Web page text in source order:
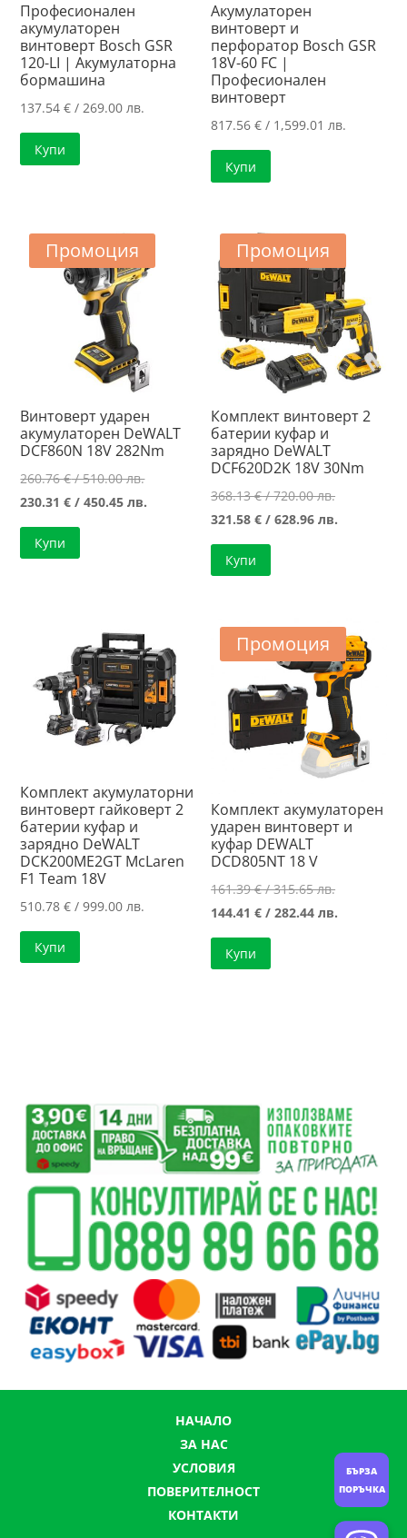
Професионален
акумулаторен
винтоверт Bosch GSR
120-LI | Акумулаторна
бормашина
137.54€ / 269.00 лв.
Купи
Акумулаторен
винтоверт и
перфоратор Bosch GSR
18V-60 FC |
Професионален
винтоверт
817.56€ / 1,599.01 лв.
Купи
Промоция
Винтоверт ударен
акумулаторен DeWALT
DCF860N 18V 282Nm
260.76€/ 510.00 лв.Original
price
230.31€ / 450.45 лв.
Купи
Промоция
Комплект винтоверт 2
батерии куфар и
зарядно DeWALT
DCF620D2K 18V 30Nm
368.13€/ 720.00 лв.Original
price
321.58€ / 628.96 лв.
628.96 лв..
Купи
Комплект акумулаторни
винтоверт гайковерт 2
батерии куфар и
зарядно DeWALT
DCK200ME2GT McLaren
F1 Team 18V
510.78€ / 999.00 лв.
Купи
Промоция
Комплект акумулаторен
ударен винтоверт и
куфар DEWALT
DCD805NT 18 V
161.39€/ 315.65 лв.Original
price
144.41€ / 282.44 лв.
Купи
НАЧАЛО
ЗА НАС
УСЛОВИЯ
ПОВЕРИТЕЛНОСТ
КОНТАКТИ
БЪРЗА
ПОРЪЧКА